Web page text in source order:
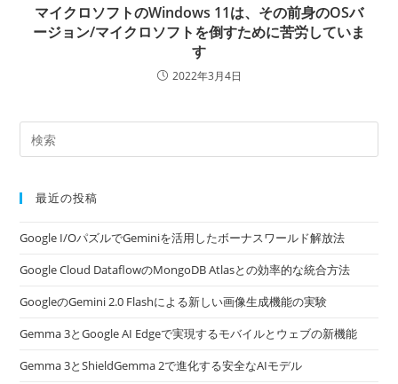
マイクロソフトのWindows 11は、その前身のOSバ
ージョン/マイクロソフトを倒すために苦労していま
す
2022年3月4日
最近の投稿
Google I/OパズルでGeminiを活用したボーナスワールド解放法
Google Cloud DataflowのMongoDB Atlasとの効率的な統合方法
GoogleのGemini 2.0 Flashによる新しい画像生成機能の実験
Gemma 3とGoogle AI Edgeで実現するモバイルとウェブの新機能
Gemma 3とShieldGemma 2で進化する安全なAIモデル